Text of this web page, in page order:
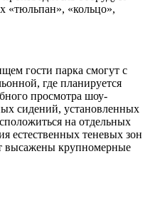
«тюльпан», «кольцо»,
гости парка смогут с
где планируется
просмотра шоу-
сидений, установленных
на отдельных
естественных теневых зон
высажены крупномерные